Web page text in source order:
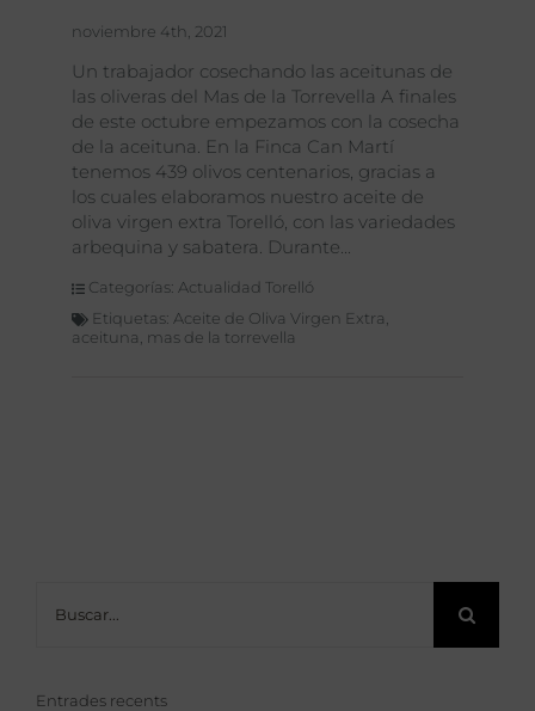
noviembre 4th, 2021
Un trabajador cosechando las aceitunas de
las oliveras del Mas de la Torrevella A finales
de este octubre empezamos con la cosecha
de la aceituna. En la Finca Can Martí
tenemos 439 olivos centenarios, gracias a
los cuales elaboramos nuestro aceite de
oliva virgen extra Torelló, con las variedades
arbequina y sabatera. Durante
Categorías: Actualidad Torelló
Etiquetas: Aceite de Oliva Virgen Extra
aceituna mas de la torrevella
Entrades recents